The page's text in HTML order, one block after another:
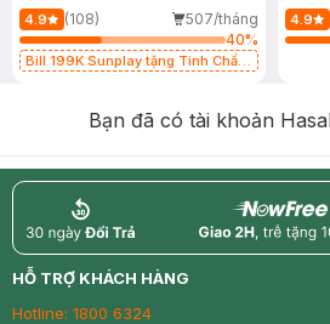
4.9 (108)
507/tháng
40%
Bill 199K Sunplay tặng Tinh Chất
4.9
Bạn đã có tài khoản
return nowfree
HỖ TRỢ KHÁCH HÀNG
Hotline: 1800 6324